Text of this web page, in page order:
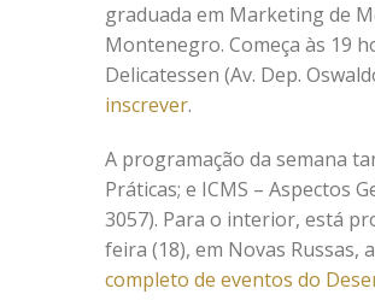
graduada em Marketing de
Montenegro. Começa às 19
Delicatessen (Av. Dep.
inscrever.
A programação da semana
Práticas; e ICMS – Aspectos
3057). Para o interior, está
feira (18), em Novas Russas,
completo de eventos do